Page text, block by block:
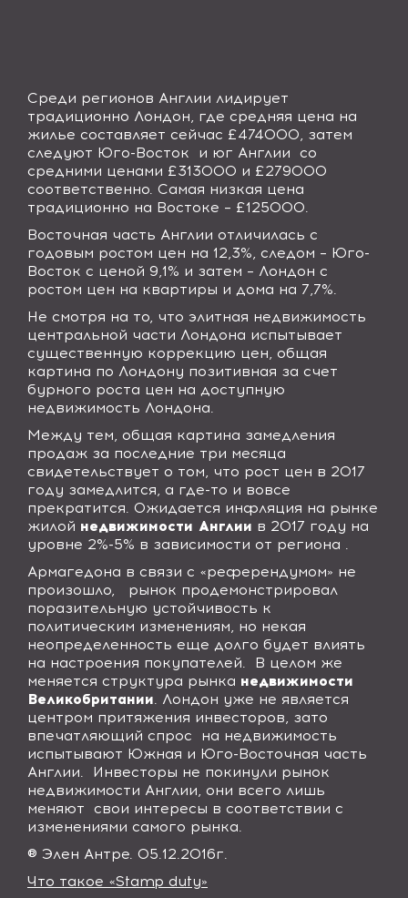
Среди регионов Англии лидирует
традиционно Лондон, где средняя цена на
жилье составляет сейчас £474000, затем
следуют Юго-Восток
и юг Англии
со
средними ценами £313000 и £279000
соответственно. Самая низкая цена
традиционно на Востоке – £125000.
Восточная часть Англии отличилась с
годовым ростом цен на 12,3%, следом – Юго-
Восток с ценой 9,1% и затем – Лондон с
ростом цен на квартиры и дома на 7,7%.
Не смотря на то, что элитная недвижимость
центральной части Лондона испытывает
существенную коррекцию цен, общая
картина по Лондону позитивная за счет
бурного роста цен на доступную
недвижимость Лондона.
Между тем, общая картина замедления
продаж за последние три месяца
свидетельствует о том, что рост цен в 2017
году замедлится, а где-то и вовсе
прекратится. Ожидается инфляция на рынке
жилой недвижимости Англии в 2017 году на
уровне 2%-5% в зависимости от региона .
Армагедона в связи с «референдумом» не
произошло,
рынок продемонстрировал
поразительную устойчивость к
политическим изменениям, но некая
неопределенность еще долго будет влиять
на настроения покупателей.
В целом же
меняется структура рынка недвижимости
Великобритании. Лондон уже не является
центром притяжения инвесторов, зато
впечатляющий спрос
на недвижимость
испытывают Южная и Юго-Восточная часть
Англии.
Инвесторы не покинули рынок
недвижимости Англии, они всего лишь
меняют
свои интересы в соответствии с
изменениями самого рынка.
® Элен Антре. 05.12.2016г.
Что такое «Stamp duty»